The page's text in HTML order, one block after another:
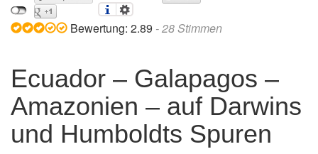
Bewertung: 2.89 -28Stimmen
Ecuador – Galapagos –
Amazonien – auf Darwins
und Humboldts Spuren